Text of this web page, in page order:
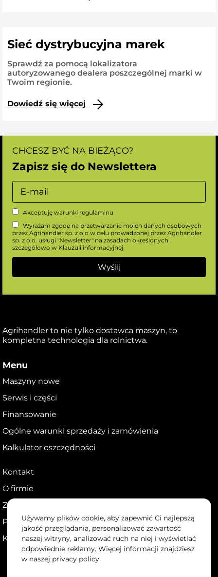
Sieć dystrybucyjna marek
Sprawdź za pomocą lokalizatora
autoryzowanego dealera poszczególnej marki w
Twoim regionie.
Dowiedź się więcej
CHCESZ BYĆ NA BIEŻĄCO?
Zapisz się do Newslettera
Akceptuję warunki regulaminu
Wyrażam zgodę na przetwarzanie moich danych osobowych
przez Agrihandler sp. z o.o w celu prowadzonej przez Agrihandler
sp. z o.o. usługi "Newsletter" na zasadach określonych
szczegółowo w Klauzuli informacyjnej
Agrihandler to nie tylko dostawca maszyn, to
kompletna technologia dla rolnictwa.
Menu
Maszyny nowe
Serwis i części
Finansowanie
Ogólne warunki sprzedaży i zamówienia
Kalkulator oszczędności
Kontakt
O firmie
Zostań dealerem
Portal dla dealerów
Kariera
Używamy plików cookie, aby zapewnić Ci najlepszą
jakość przeglądania, personalizować zawartość
naszej witryny, analizować ruch na niej i wyświetlać
odpowiednie reklamy. Więcej informacji znajdziesz
w naszej privacy policy